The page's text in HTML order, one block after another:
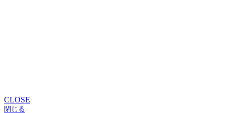
CLOSE
閉じる